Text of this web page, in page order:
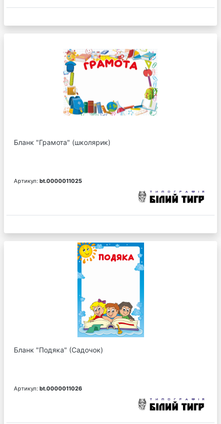
Бланк "Грамота" (школярик)
Артикул: bt.0000011025
Бланк "Подяка" (Садочок)
Артикул: bt.0000011026